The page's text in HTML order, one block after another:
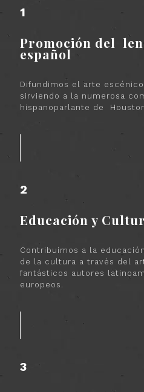
1
Promoción del
español
Difundimos el arte escénico
sirviendo a la numerosa
hispanoparlante de
2
Educación y
Contribuimos a la
de la cultura a través del
fantásticos autores
europeos.
3